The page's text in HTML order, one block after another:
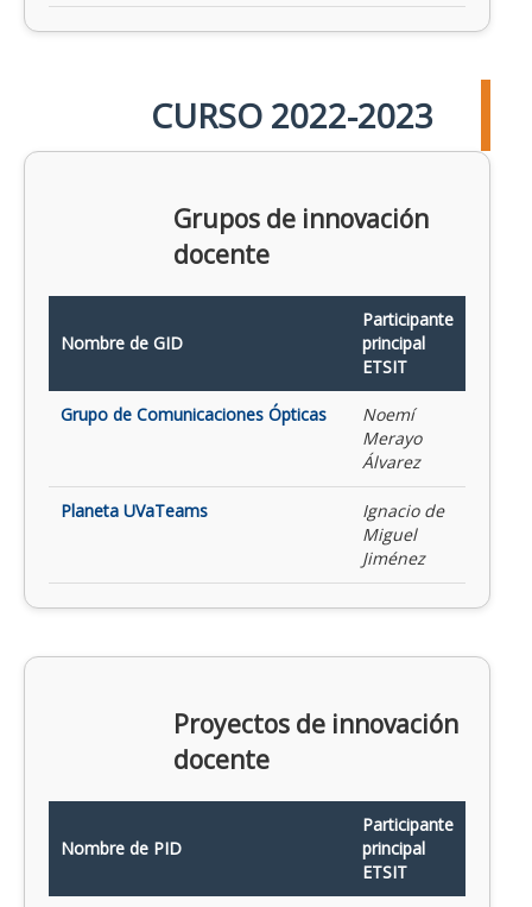
CURSO 2022-2023
Grupos de innovación
docente
Nombre de GID
Participante
principal
ETSIT
Grupo de Comunicaciones Ópticas
Noemí
Merayo
Álvarez
Planeta UVaTeams
Ignacio de
Miguel
Jiménez
Proyectos de innovación
docente
Nombre de PID
Participante
principal
ETSIT